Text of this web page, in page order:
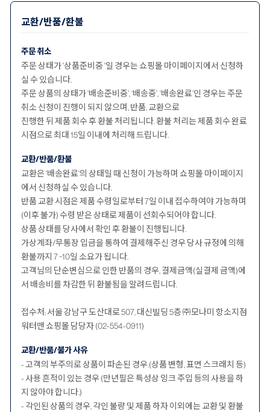
교환/반품/환불
주문 취소
주문 상태가 '상품준비중 '일 경우는 쇼핑몰 마이페이지에서 신청하
실 수 있습니다.
주문 상품의 상태가 ‘배송준비중’, ‘배송중’, ‘배송완료’인 경우는 주문
취소 신청이 진행이 되지 않으며, 반품, 교환으로
진행한 뒤 제품 회수 후 환불 처리됩니다. 환불 처리는 제품 회수 완료
시점으로 최대 15일 이내에 처리해 드립니다.
교환/반품/환불
교환은 '배송완료'의 상태일 때 신청이 가능하며 쇼핑몰 마이페이지
에서 신청하실 수 있습니다.
반품 교환 시점은 제품 수령일로부터 7일 이내 접수하여야 가능하며
(이후 불가) 수령 받은 상태로 제품이 선회수되어야 합니다.
상품 상태를 당사에서 확인 후 환불이 진행됩니다.
가상계좌/무통장 입금을 통하여 결제해주신 경우 당사 규정에 의해
환불까지 7 ~10일 소요가 됩니다.
고객님의 단순변심으로 인한 반품의 경우, 결제금액(실결제 금액)에
서 배송비를 차감한 뒤 환불됨을 알려드립니다.
접수처: 서울 강남구 도산대로 507, 대신빌딩 5층 ㈜모나미 항소지점
워터맨 쇼핑몰 담당자 (02-554-0911)
교환/반품/불가 사유
- 고객의 부주의로 상품이 파손된 경우.(상품 변형, 표면 스크래치 등)
- 사용 흔적이 있는 경우 (만년필은 특성상 잉크 주입 등의 사용을 하
지 않아야 합니다.)
- 각인된 상품의 경우, 각인 불량 및 제품 하자 이외에는 교환 및 환불